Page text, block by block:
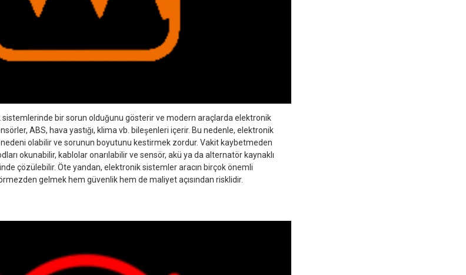
sistemlerinde bir sorun olduğunu gösterir ve modern araçlarda elektronik
ABS, hava yastığı, klima vb. bileşenleri içerir. Bu nedenle, elektronik
nedeni olabilir ve sorunun boyutunu kestirmek zordur. Vakit kaybetmeden
okunabilir, kablolar onarılabilir ve sensör, akü ya da alternatör kaynaklı
çözülebilir. Öte yandan, elektronik sistemler aracın birçok önemli
gelmek hem güvenlik hem de maliyet açısından risklidir.